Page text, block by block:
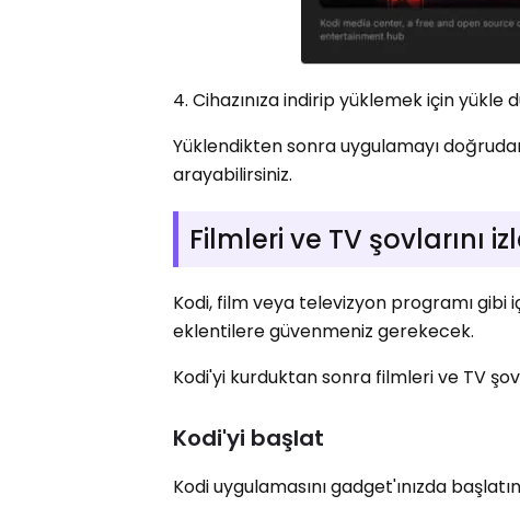
4. Cihazınıza indirip yüklemek için yükle
Yüklendikten sonra uygulamayı
arayabilirsiniz.
Filmleri ve TV şovlarını
Kodi, film veya televizyon programı gibi
eklentilere güvenmeniz gerekecek.
Kodi'yi kurduktan sonra filmleri ve TV
Kodi'yi başlat
Kodi uygulamasını gadget'ınızda